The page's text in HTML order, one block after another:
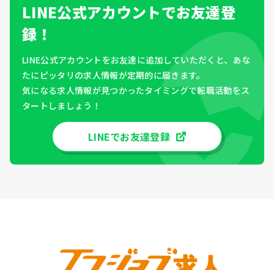
LINE公式アカウントでお友達登
録！
LINE公式アカウントをお友達に追加していただくと、あな
たにピッタリの求人情報が定期的に届きます。
気になる求人情報が見つかったタイミングで転職活動をス
タートしましょう！
LINEでお友達登録